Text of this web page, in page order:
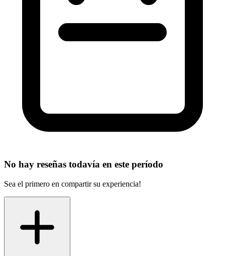
No hay reseñas todavía en este período
Sea el primero en compartir su experiencia!